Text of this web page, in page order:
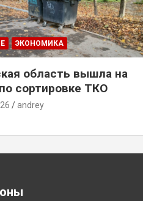
ЭКОНОМИКА
область вышла на
сортировке ТКО
andrey